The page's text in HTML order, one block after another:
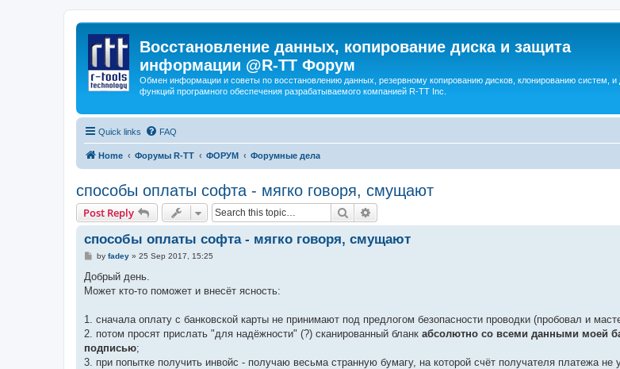
Восстановление данных, копирование диска и защита
информации @R-TT Форум
Обмен информации и советы по восстановлению данных, резервному копированию дисков, клонированию систем, и
функций програмного обеспечения разрабатываемого компанией R-TT Inc.
Quick links FAQ
Home Форумы R-TT ФОРУМ Форумные дела
способы оплаты софта - мягко говоря, смущают
Post Reply Search
способы оплаты софта - мягко говоря, смущают
P
s
by fadey» 25 Sep 2017, 15:25
Добрый день.
Может кто-то поможет и внесёт ясность:
1. сначала оплату с банковской карты не принимают под предлогом безопасности проводки (пробовал и
2. потом просят прислать "для надёжности" (?) сканированный бланк абсолютно со всеми данными моей
подписью;
3. при попытке получить инвойс - получаю весьма странную бумагу, на которой счёт получателя платежа не